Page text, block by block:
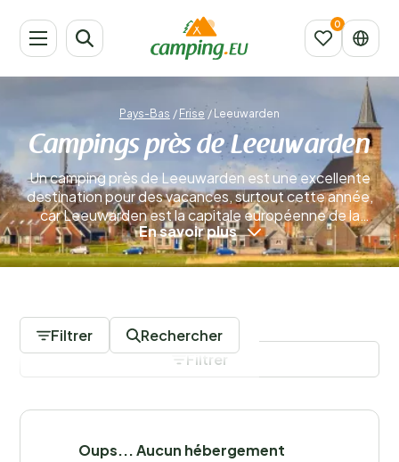
Pays-Bas / Frise / Leeuwarden
Campings près de Leeuwarden
Un camping près de Leeuwarden est une excellente
destination pour des vacances, surtout cette année,
car Leeuwarden est la capitale européenne de la
culture en 2018. La ville met en valeur la manière dont
les Frisons célèbrent la vie. Une attention particulière
est accordée à l’histoire de Leeuwarden et de la Frise,
En savoir plus
Filtrer Rechercher
Filtrer
Oups... Aucun hébergement